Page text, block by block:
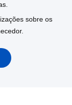
sobre os